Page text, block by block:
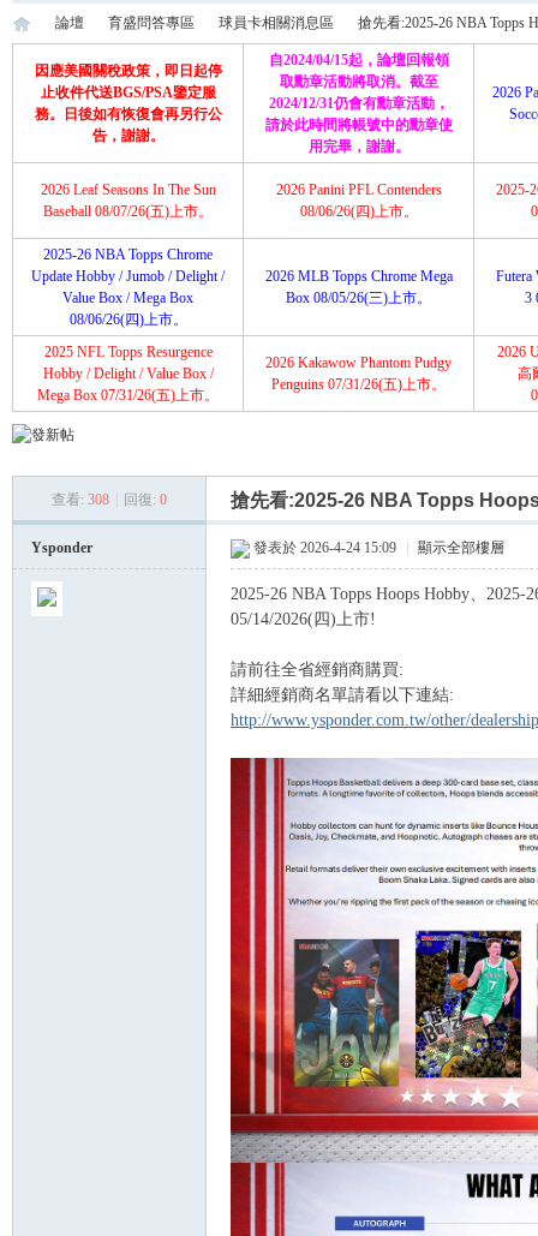
»
論壇
›
育盛問答專區
›
球員卡相關消息區
›
搶先看:2025-26 NBA Topps
因應美國關稅政策，即日起停
止收件代送BGS/PSA鑒定服
務。日後如有恢復會再另行公
告，謝謝。
自2024/04/15起，論壇回報領
取勳章活動將取消。截至
2024/12/31仍會有勳章活動，
請於此時間將帳號中的勳章使
用完畢，謝謝。
2026
2026 Leaf Seasons In The Sun
Baseball 08/07/26(五)上市。
2026 Panini PFL Contenders
08/06/26(四)上市。
2025-
2025-26 NBA Topps Chrome
Update Hobby / Jumob / Delight /
Value Box / Mega Box
08/06/26(四)上市。
2026 MLB Topps Chrome Mega
Box 08/05/26(三)上市。
Futera
3
2025 NFL Topps Resurgence
Hobby / Delight / Value Box /
Mega Box 07/31/26(五)上市。
2026 Kakawow Phantom Pudgy
Penguins 07/31/26(五)上市。
2026
高
查看: 308 回復: 0 搶先看:2025-26 NBA Topps
Ysponder 發表於 2026-4-24 15:09 顯示全部樓層
2025-26 NBA Topps Hoops Hobby、2025-
05/14/2026(四)上市!
請前往全省經銷商購買:
詳細經銷商名單請看以下連結:
http://www.ysponder.com.tw/other/